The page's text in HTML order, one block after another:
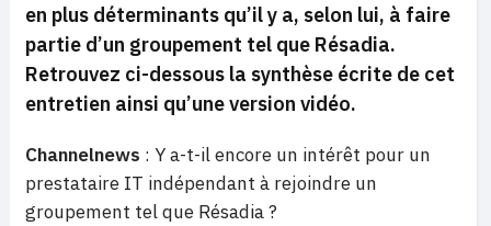
en plus déterminants qu’il y a, selon lui, à faire
partie d’un groupement tel que Résadia.
Retrouvez ci-dessous la synthèse écrite de cet
entretien ainsi qu’une version vidéo.
Channelnews : Y a-t-il encore un intérêt pour un
prestataire IT indépendant à rejoindre un
groupement tel que Résadia ?